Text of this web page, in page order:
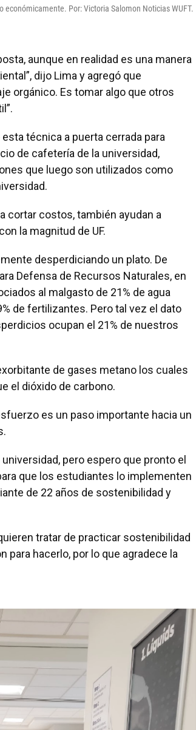
económicamente. Por: Victoria Salomon Noticias WUFT.
aunque en realidad es una manera
dijo Lima y agregó que
orgánico. Es tomar algo que otros
técnica a puerta cerrada para
de cafetería de la universidad,
que luego son utilizados como
cortar costos, también ayudan a
la magnitud de UF.
desperdiciando un plato. De
Defensa de Recursos Naturales, en
al malgasto de 21% de agua
de fertilizantes. Pero tal vez el dato
ocupan el 21% de nuestros
de gases metano los cuales
el dióxido de carbono.
es un paso importante hacia un
pero espero que pronto el
que los estudiantes lo implementen
de 22 años de sostenibilidad y
tratar de practicar sostenibilidad
para hacerlo, por lo que agradece la